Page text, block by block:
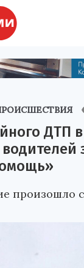
ДТП
произошло